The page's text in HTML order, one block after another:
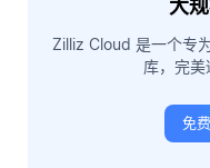
大
Zilliz Cloud 是一个专
库，完美
免